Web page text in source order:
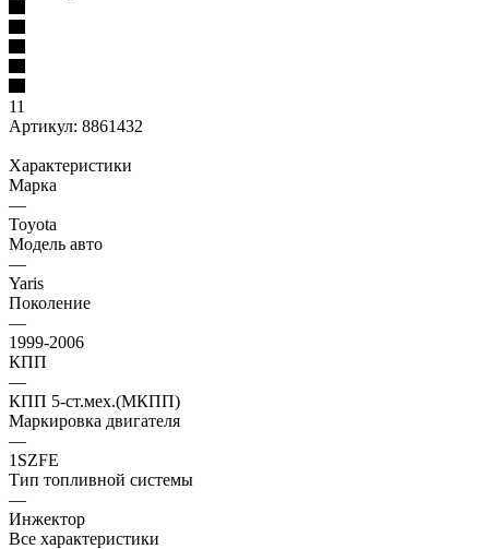
11
Артикул: 8861432
Характеристики
Марка
—
Toyota
Модель авто
—
Yaris
Поколение
—
1999-2006
КПП
—
КПП 5-ст.мех.(МКПП)
Маркировка двигателя
—
1SZFE
Тип топливной системы
—
Инжектор
Все характеристики